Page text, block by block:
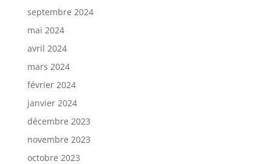
septembre 2024
mai 2024
avril 2024
mars 2024
février 2024
janvier 2024
décembre 2023
novembre 2023
octobre 2023